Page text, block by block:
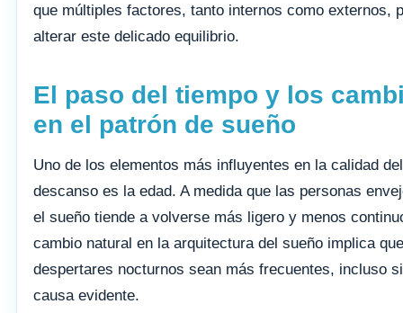
que múltiples factores, tanto internos como externos,
alterar este delicado equilibrio.
El paso del tiempo y los
en el patrón de sueño
Uno de los elementos más influyentes en la calidad del
descanso es la edad. A medida que las personas
el sueño tiende a volverse más ligero y menos
cambio natural en la arquitectura del sueño implica
despertares nocturnos sean más frecuentes, incluso
causa evidente.